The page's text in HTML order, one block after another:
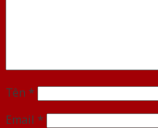
Tên *
Email *